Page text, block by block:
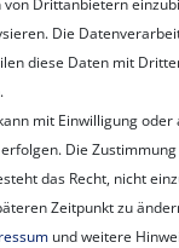
Drittanbietern
Die
diese Daten mit
mit Einwilligung oder
Die
das Recht, nicht
Zeitpunkt zu
und weitere